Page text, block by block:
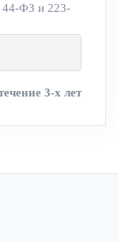
44-ФЗ и 223-
3-х лет